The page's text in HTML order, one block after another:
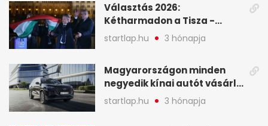
Választás 2026:
Kétharmadon a Tisza -
mutatjuk, hogyan alakulnak
a mandátumok
startlap.hu 3 hónapja
Magyarországon minden
negyedik kínai autót vásárló
a Chery mellett döntött (X)
startlap.hu 3 hónapja